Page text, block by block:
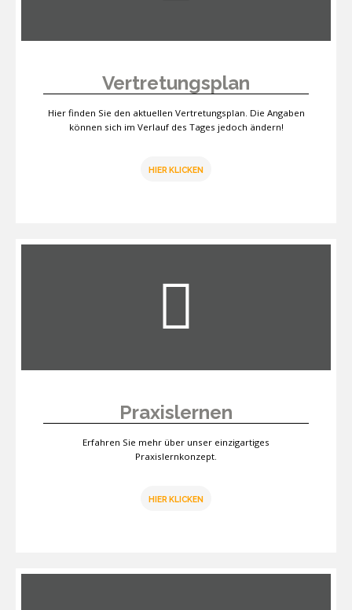
Vertretungsplan
Hier finden Sie den aktuellen Vertretungsplan. Die Angaben
können sich im Verlauf des Tages jedoch ändern!
HIER KLICKEN
Praxislernen
Erfahren Sie mehr über unser einzigartiges
Praxislernkonzept.
HIER KLICKEN